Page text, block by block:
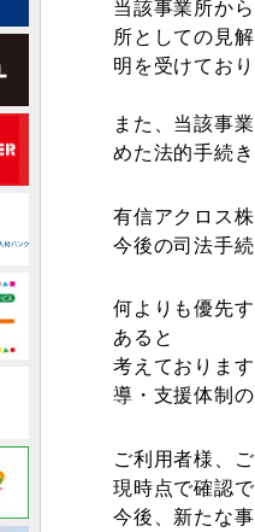
当該事業所か
所としての見
明を受けており
また、当該事
めた法的手続
有信アクロス
今後の司法手
何よりも優先
あると
考えておりま
導・支援体制
ご利用者様、
現時点で確認
今後、新たな